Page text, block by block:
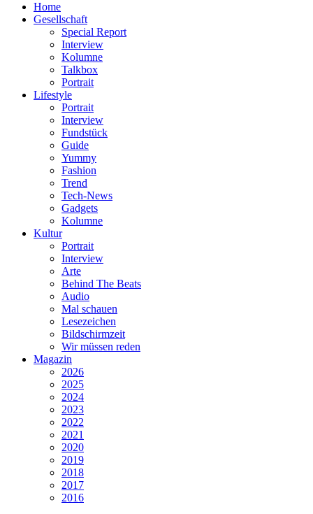
Home
Gesellschaft
Special Report
Interview
Kolumne
Talkbox
Portrait
Lifestyle
Portrait
Interview
Fundstück
Guide
Yummy
Fashion
Trend
Tech-News
Gadgets
Kolumne
Kultur
Portrait
Interview
Arte
Behind The Beats
Audio
Mal schauen
Lesezeichen
Bildschirmzeit
Wir müssen reden
Magazin
2026
2025
2024
2023
2022
2021
2020
2019
2018
2017
2016